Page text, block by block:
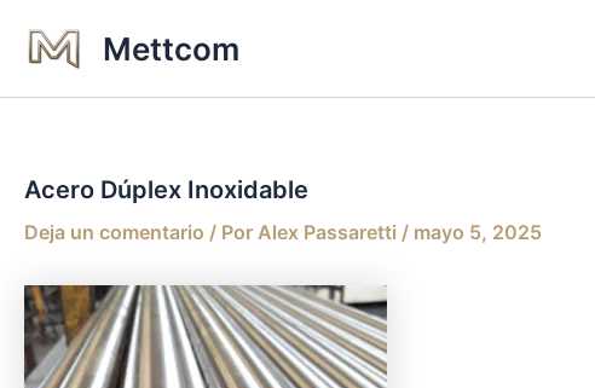
Mettcom
Acero Dúplex Inoxidable
Deja un comentario / Por Alex Passaretti / mayo 5, 2025